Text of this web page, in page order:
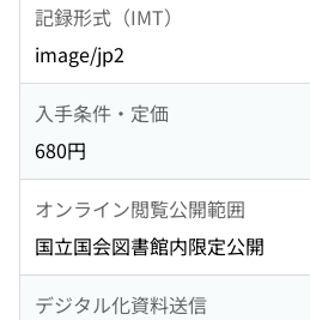
記録形式（IMT）
image/jp2
入手条件・定価
680円
オンライン閲覧公開範囲
国立国会図書館内限定公開
デジタル化資料送信